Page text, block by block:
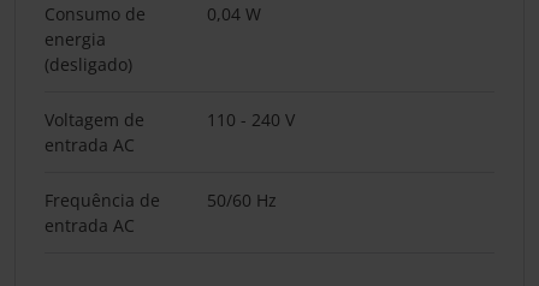
Consumo de
energia
(desligado)
0,04 W
Voltagem de
entrada AC
110 - 240 V
Frequência de
entrada AC
50/60 Hz